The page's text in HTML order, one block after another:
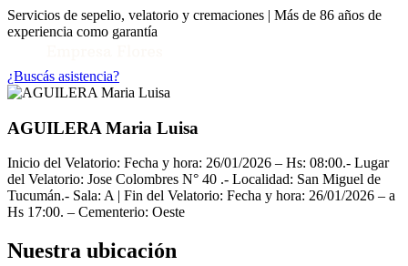
Servicios de sepelio, velatorio y cremaciones | Más de 86 años de
experiencia como garantía
¿Buscás asistencia?
AGUILERA Maria Luisa
Inicio del Velatorio: Fecha y hora: 26/01/2026 – Hs: 08:00.- Lugar
del Velatorio: Jose Colombres N° 40 .- Localidad: San Miguel de
Tucumán.- Sala: A | Fin del Velatorio: Fecha y hora: 26/01/2026 – a
Hs 17:00. – Cementerio: Oeste
Nuestra ubicación